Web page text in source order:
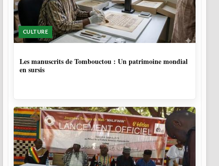
CULTURE
Les manuscrits de Tombouctou : Un patrimoine mondial
en sursis